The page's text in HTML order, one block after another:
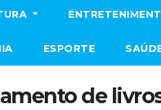
ESPORTE
de